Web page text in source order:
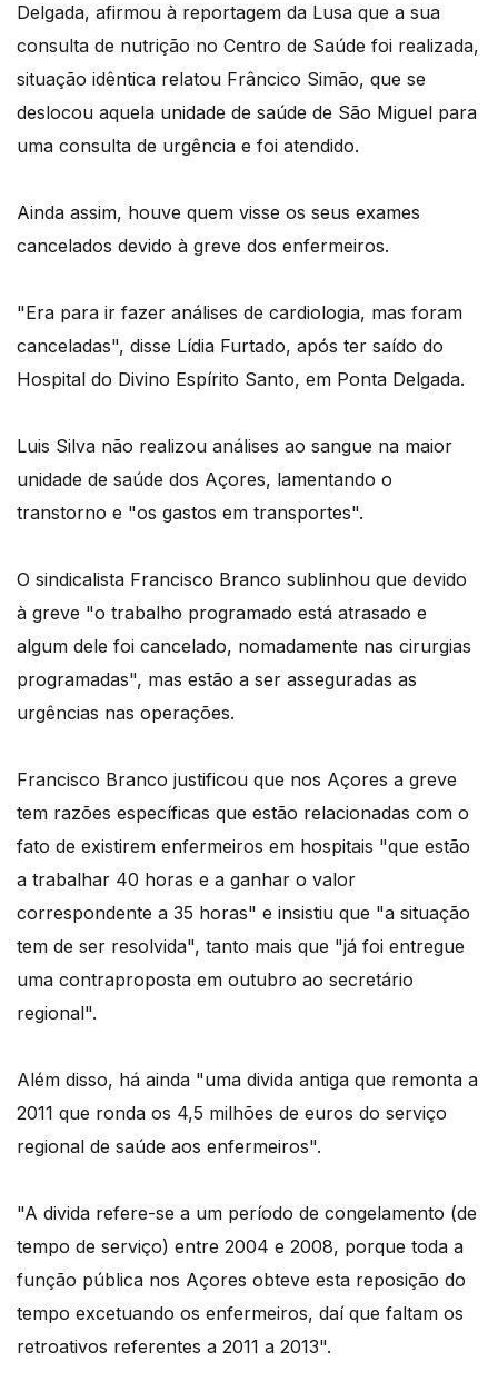
Delgada, afirmou à reportagem da Lusa que a sua
consulta de nutrição no Centro de Saúde foi realizada,
situação idêntica relatou Frâncico Simão, que se
deslocou aquela unidade de saúde de São Miguel para
uma consulta de urgência e foi atendido.
Ainda assim, houve quem visse os seus exames
cancelados devido à greve dos enfermeiros.
"Era para ir fazer análises de cardiologia, mas foram
canceladas", disse Lídia Furtado, após ter saído do
Hospital do Divino Espírito Santo, em Ponta Delgada.
Luis Silva não realizou análises ao sangue na maior
unidade de saúde dos Açores, lamentando o
transtorno e "os gastos em transportes".
O sindicalista Francisco Branco sublinhou que devido
à greve "o trabalho programado está atrasado e
algum dele foi cancelado, nomadamente nas cirurgias
programadas", mas estão a ser asseguradas as
urgências nas operações.
Francisco Branco justificou que nos Açores a greve
tem razões específicas que estão relacionadas com o
fato de existirem enfermeiros em hospitais "que estão
a trabalhar 40 horas e a ganhar o valor
correspondente a 35 horas" e insistiu que "a situação
tem de ser resolvida", tanto mais que "já foi entregue
uma contraproposta em outubro ao secretário
regional".
Além disso, há ainda "uma divida antiga que remonta a
2011 que ronda os 4,5 milhões de euros do serviço
regional de saúde aos enfermeiros".
"A divida refere-se a um período de congelamento (de
tempo de serviço) entre 2004 e 2008, porque toda a
função pública nos Açores obteve esta reposição do
tempo excetuando os enfermeiros, daí que faltam os
retroativos referentes a 2011 a 2013".